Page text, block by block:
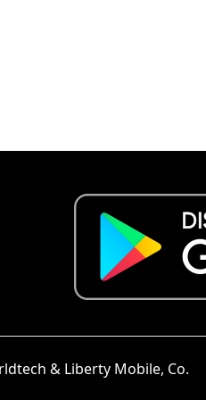
& Liberty Mobile, Co.